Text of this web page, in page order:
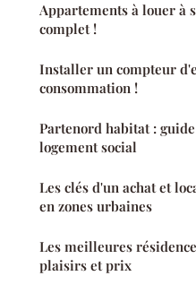
Appartements à louer à
complet !
Installer un compteur
consommation !
Partenord habitat :
logement social
Les clés d'un achat et
en zones urbaines
Les meilleures
plaisirs et prix